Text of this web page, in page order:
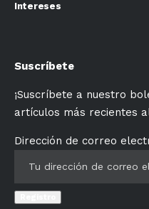
Intereses
Suscríbete
¡Suscríbete a nuestro
artículos más recientes
Dirección de correo